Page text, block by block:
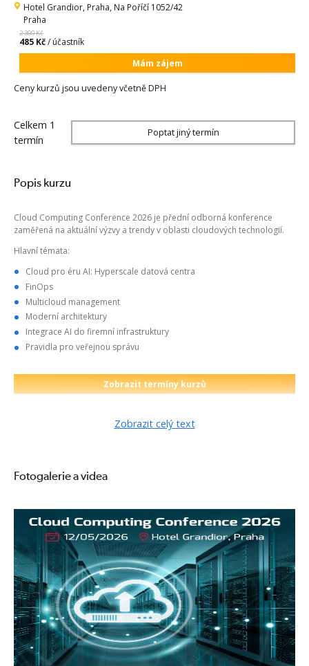
Hotel Grandior, Praha, Na Poříčí 1052/42
Praha
2 300 Kč
485 Kč/ účastník
Mám zájem
Ceny kurzů jsou uvedeny včetně DPH
Celkem 1
termín
Poptat jiný termín
Popis kurzu
Cloud Computing Conference 2026 je přední odborná konference
zaměřená na aktuální výzvy a trendy v oblasti cloudových technologií.
Hlavní témata:
Cloud pro éru AI: Hyperscale datová centra
FinOps
Multicloud management
Moderní architektury
Integrace AI do firemní infrastruktury
Pravidla pro veřejnou správu
Zobrazit termíny kurzů
Zobrazit celý text
Fotogalerie a videa